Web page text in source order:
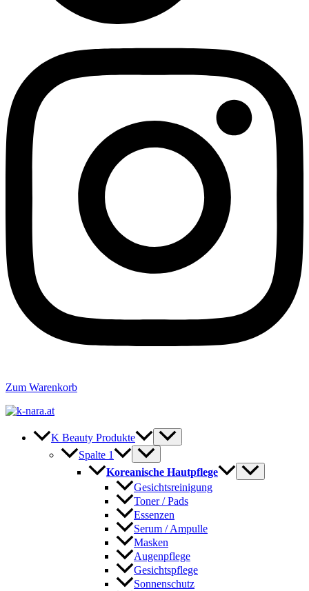
Zum Warenkorb
K Beauty Produkte
Spalte 1
Koreanische Hautpflege
Gesichtsreinigung
Toner / Pads
Essenzen
Serum / Ampulle
Masken
Augenpflege
Gesichtspflege
Sonnenschutz